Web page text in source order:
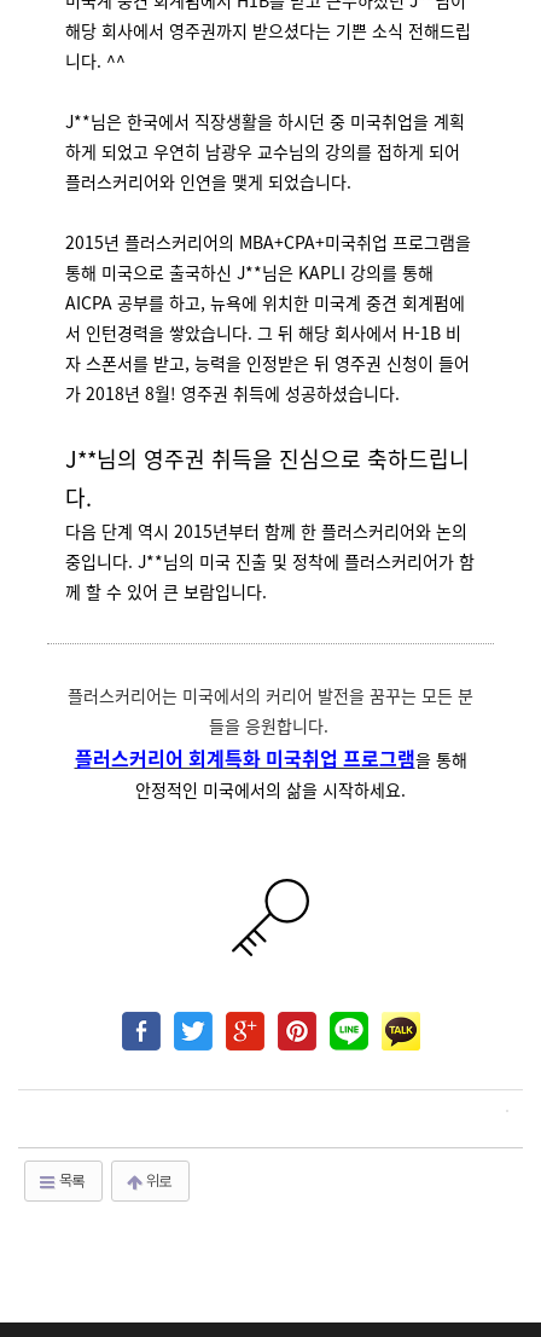
해당 회사에서 영주권까지 받으셨다는 기쁜 소식 전해드립
니다. ^^
J**님은 한국에서 직장생활을 하시던 중 미국취업을 계획
하게 되었고 우연히 남광우 교수님의 강의를 접하게 되어
플러스커리어와 인연을 맺게 되었습니다.
2015년 플러스커리어의 MBA+CPA+미국취업 프로그램을
통해 미국으로 출국하신 J**님은 KAPLI 강의를 통해
AICPA 공부를 하고, 뉴욕에 위치한 미국계 중견 회계펌에
서 인턴경력을 쌓았습니다. 그 뒤 해당 회사에서 H-1B 비
자 스폰서를 받고, 능력을 인정받은 뒤 영주권 신청이 들어
가 2018년 8월! 영주권 취득에 성공하셨습니다.
J**님의 영주권 취득을 진심으로 축하드립니
다.
다음 단계 역시 2015년부터 함께 한 플러스커리어와 논의
중입니다. J**님의 미국 진출 및 정착에 플러스커리어가 함
께 할 수 있어 큰 보람입니다.
플러스커리어는 미국에서의 커리어 발전을 꿈꾸는 모든 분
들을 응원합니다.
플러스커리어 회계특화 미국취업 프로그램을 통해
안정적인 미국에서의 삶을 시작하세요.
목록 위로